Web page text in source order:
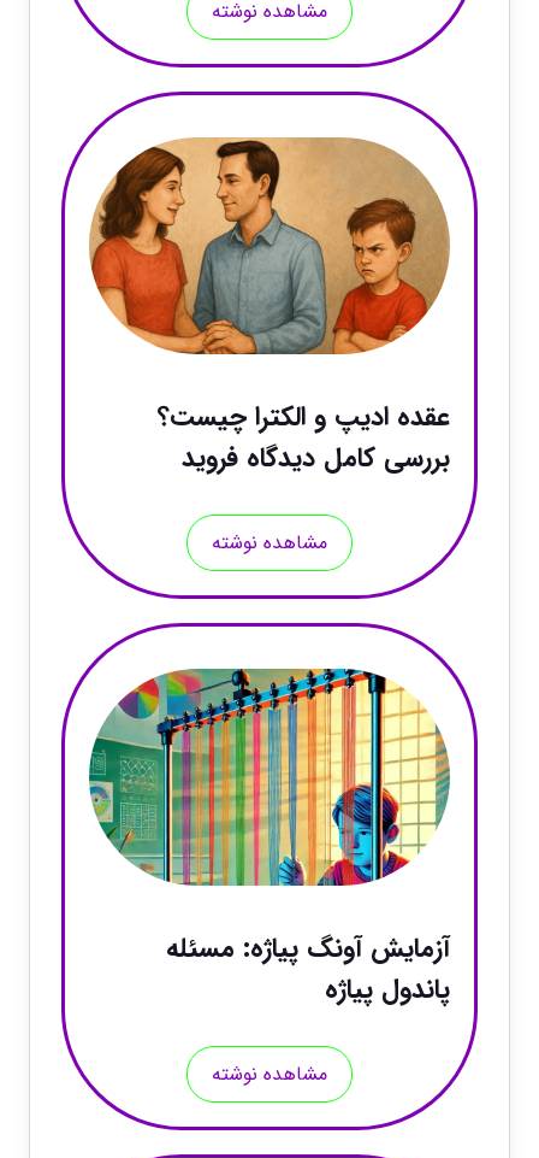
مشاهده نوشته
عقده ادیپ و الکترا چیست؟
بررسی کامل دیدگاه فروید
مشاهده نوشته
آزمایش آونگ پیاژه: مسئله
پاندول پیاژه
مشاهده نوشته